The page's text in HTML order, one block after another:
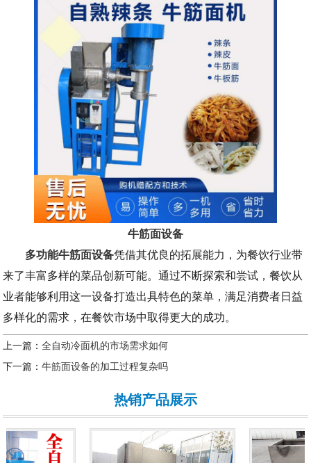
牛筋面设备
多功能牛筋面设备凭借其优良的拓展能力，为餐饮行业带
来了丰富多样的菜品创新可能。通过不断探索和尝试，餐饮从
业者能够利用这一设备打造出具特色的菜单，满足消费者日益
多样化的需求，在餐饮市场中取得更大的成功。
上一篇：全自动冷面机的市场需求如何
下一篇：牛筋面设备的加工过程复杂吗
热销产品展示